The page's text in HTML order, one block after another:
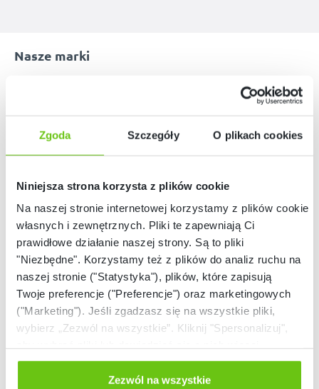
Zgoda Szczegóły O plikach cookies
Niniejsza strona korzysta z plików cookie
Na naszej stronie internetowej korzystamy z plików cookie:
własnych i zewnętrznych. Pliki te zapewniają Ci
prawidłowe działanie naszej strony. Są to pliki
"Niezbędne". Korzystamy też z plików do analiz ruchu na
naszej stronie ("Statystyka"), plików, które zapisują
Twoje preferencje ("Preferencje") oraz marketingowych
("Marketing"). Jeśli zgadzasz się na wszystkie pliki,
wybierz „Zezwól na wszystkie”. Kliknij "Spersonalizuj",
Odmów zgody poprzez przycisk „Odmowa”. Wtedy
użyjemy tylko plików niezbędnych dla naszej strony.
Zezwól na wszystkie
Nasze marki